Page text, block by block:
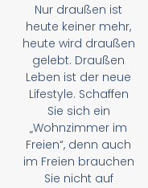
Nur draußen ist
heute keiner mehr,
heute wird draußen
gelebt. Draußen
Leben ist der neue
Lifestyle. Schaffen
Sie sich ein
„Wohnzimmer im
Freien“, denn auch
im Freien brauchen
Sie nicht auf